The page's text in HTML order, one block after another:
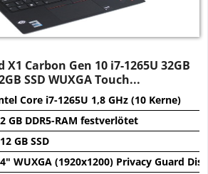
Carbon Gen 10 i7-1265U 32GB
SSD WUXGA Touch...
Core i7-1265U 1,8 GHz (10 Kerne)
GB DDR5-RAM festverlötet
GB SSD
WUXGA (1920x1200) Privacy Guard